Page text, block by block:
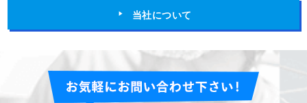
当社について